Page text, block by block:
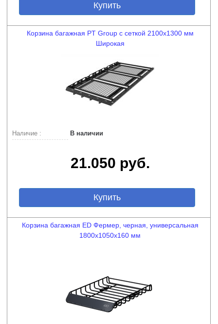
Купить
Корзина багажная PT Group с сеткой 2100х1300 мм
Широкая
Наличие : В наличии
21.050 руб.
Купить
Корзина багажная ED Фермер, черная, универсальная
1800х1050х160 мм